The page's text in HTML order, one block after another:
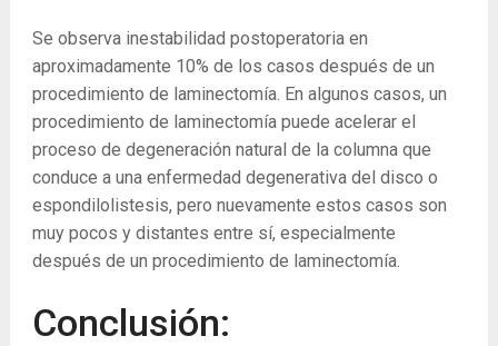
Se observa inestabilidad postoperatoria en
aproximadamente 10% de los casos después de un
procedimiento de laminectomía. En algunos casos, un
procedimiento de laminectomía puede acelerar el
proceso de degeneración natural de la columna que
conduce a una enfermedad degenerativa del disco o
espondilolistesis, pero nuevamente estos casos son
muy pocos y distantes entre sí, especialmente
después de un procedimiento de laminectomía.
Conclusión: